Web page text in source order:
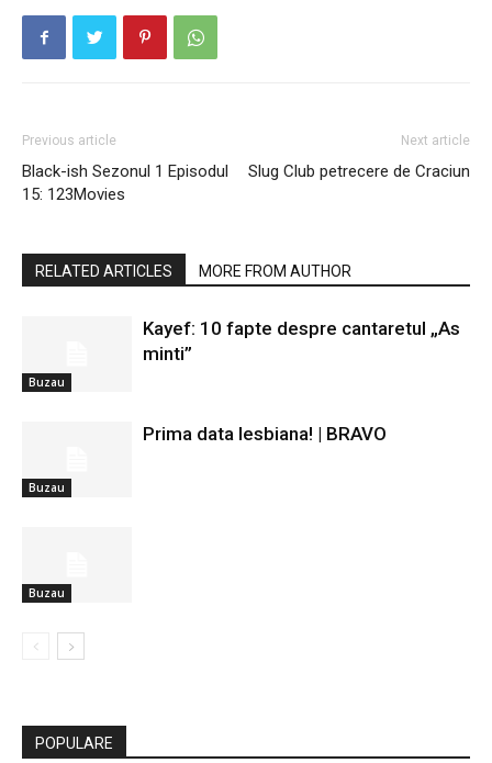
Previous article
Black-ish Sezonul 1 Episodul
15: 123Movies
Next article
Slug Club petrecere de Craciun
RELATED ARTICLES MORE FROM AUTHOR
Buzau
Kayef: 10 fapte despre cantaretul „As
minti”
Buzau
Prima data lesbiana! | BRAVO
Buzau
POPULARE